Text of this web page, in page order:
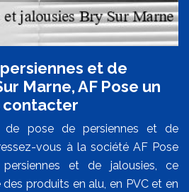
et de
Marne, AF Pose un
contacter
de pose de persiennes et de
vous à la société AF Pose
et de jalousies, ce
produits en alu, en PVC et en